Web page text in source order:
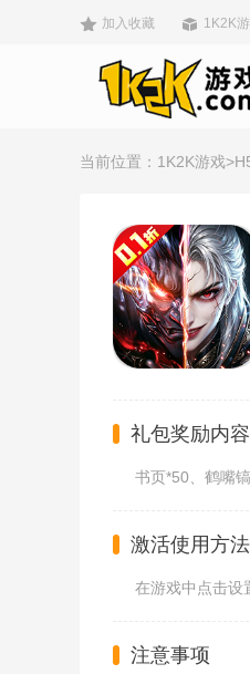
加入收藏 1K2K
当前位置： 1K2K游戏>
礼包奖励内容
书页*50、鹤嘴
激活使用方法
在游戏中点击
注意事项